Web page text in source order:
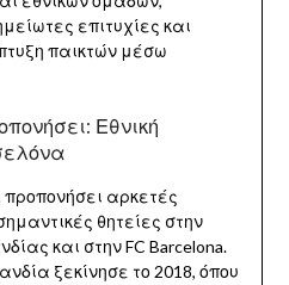
επιτυχίες και
παικτών μέσω
Εθνική
αρκετές
θητείες στην
και στην FC Barcelona.
ξεκίνησε το 2018, όπου